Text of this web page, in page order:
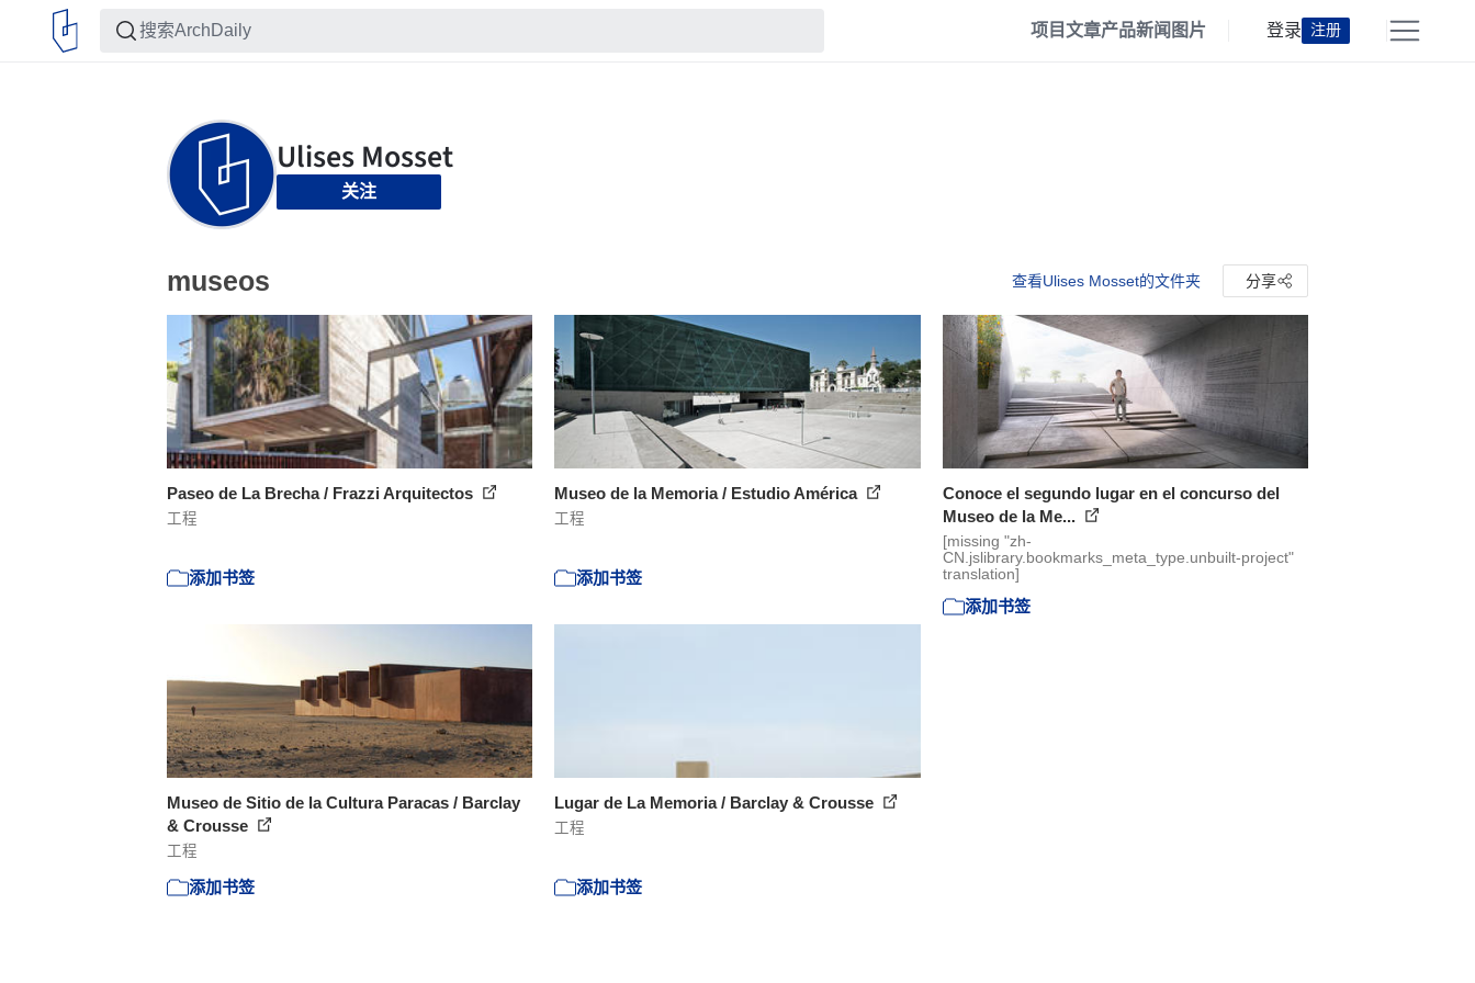
项目文章产品新闻 图片 登录 注册
关注
museos 查看Ulises Mosset的文件夹 分享
Paseo de La Brecha / Frazzi Arquitectos
工程
添加书签
Museo de la Memoria / Estudio América
工程
添加书签
Conoce el segundo lugar en el concurso del
Museo de la Me...
[missing "zh-
CN.jslibrary.bookmarks_meta_type.unbuilt-project"
translation]
添加书签
Museo de Sitio de la Cultura Paracas / Barclay
& Crousse
工程
添加书签
Lugar de La Memoria / Barclay & Crousse
工程
添加书签